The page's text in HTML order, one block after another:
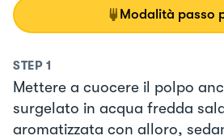
Modalità passo
STEP 1
Mettere a cuocere il polpo
surgelato in acqua fredda
aromatizzata con alloro,